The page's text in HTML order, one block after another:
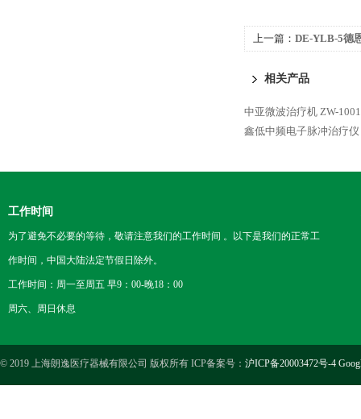
上一篇： DE-YLB-5德
相关产品
中亚微波治疗机 ZW-
鑫低中频电子脉冲治疗仪
工作时间
为了避免不必要的等待，敬请注意我们的工作时间 。以下是我们的正常工
作时间，中国大陆法定节假日除外。
工作时间：周一至周五 早9：00-晚18：00
周六、周日休息
© 2019 上海朗逸医疗器械有限公司 版权所有 ICP备案号： 沪ICP备20003472号-4